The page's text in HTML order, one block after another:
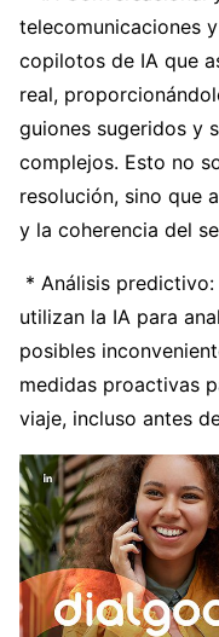
telecomunicaciones
copilotos de IA que
real,
guiones sugeridos y
complejos. Esto no
resolución, sino que
y la coherencia del
* Análisis
utilizan la IA para
posibles
medidas proactivas
viaje, incluso antes